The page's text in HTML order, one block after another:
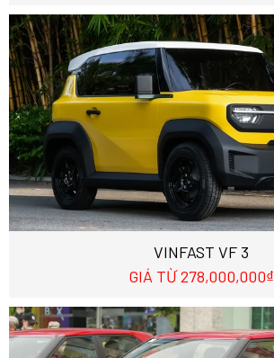
VINFAST VF 3
GIÁ TỪ 278,000,000₫